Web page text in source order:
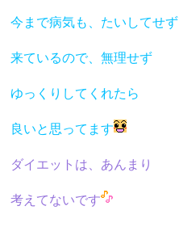
今まで病気も、たいしてせず
来ているので、無理せず
ゆっくりしてくれたら
良いと思ってます
ダイエットは、あんまり
考えてないです